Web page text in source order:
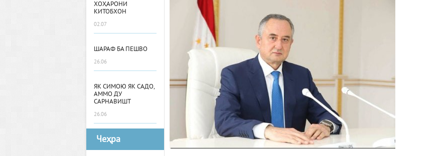
ХОҲАРОНИ
КИТОБХОН
02.07
ШАРАФ БА ПЕШВО
26.06
ЯК СИМОЮ ЯК САДО,
АММО ДУ
САРНАВИШТ
26.06
Чеҳра